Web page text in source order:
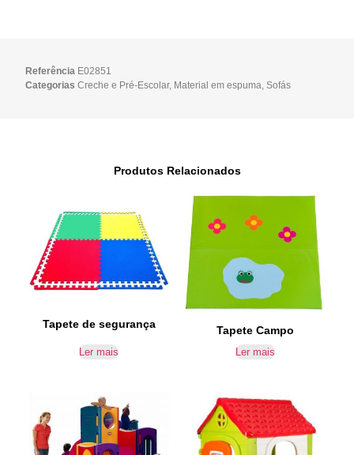
Referência E02851
Categorias Creche e Pré-Escolar, Material em espuma,Sofás
Produtos Relacionados
Tapete de segurança
Ler mais
Tapete Campo
Ler mais